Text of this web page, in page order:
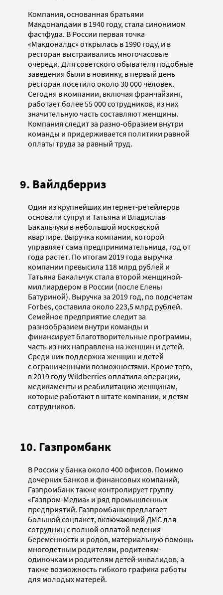
Компания, основанная братьями
Макдоналдами в 1940 году, стала синонимом
фастфуда. В России первая точка
«Макдоналдс» открылась в 1990 году, и в
ресторан выстраивались многочасовые
очереди. Для советского обывателя подобные
заведения были в новинку, в первый день
ресторан посетило около 30 000 человек.
Сегодня в компании, включая франчайзинг,
работает более 55 000 сотрудников, из них
значительную часть составляют женщины.
Компания следит за разно-образием внутри
команды и придерживается политики равной
оплаты труда за равный труд.
9. Вайлдберриз
Один из крупнейших интернет-ретейлеров
основали супруги Татьяна и Владислав
Бакальчуки в небольшой московской
квартире. Выручка компании, которой
управляет сама предпринимательница, год от
года растет. По итогам 2019 года выручка
компании превысила 118 млрд рублей и
Татьяна Бакальчук стала второй женщиной-
миллиардером в России (после Елены
Батуриной). Выручка за 2019 год, по подсчетам
Forbes, составила около 223,5 млрд рублей.
Семейное предприятие следит за
разнообразием внутри команды и
финансирует благотворительные программы,
часть из них направлена на женщин и детей.
Среди них поддержка женщин и детей
с ограниченными возможностями. Кроме того,
в 2019 году Wildberries оплатила операции,
медикаменты и реабилитацию женщинам,
которые работают в штате компании, и детям
сотрудников.
10. Газпромбанк
В России у банка около 400 офисов. Помимо
дочерних банков и финансовых компаний,
Газпромбанк также контролирует группу
«Газпром-Медиа» и ряд промышленных
предприятий. Газпромбанк предлагает
большой соцпакет, включающий ДМС для
сотрудниц с полной оплатой ведения
беременности и родов, материальную помощь
многодетным родителям, родителям-
одиночкам и родителям детей-инвалидов, а
также возможность гибкого графика работы
для молодых матерей.